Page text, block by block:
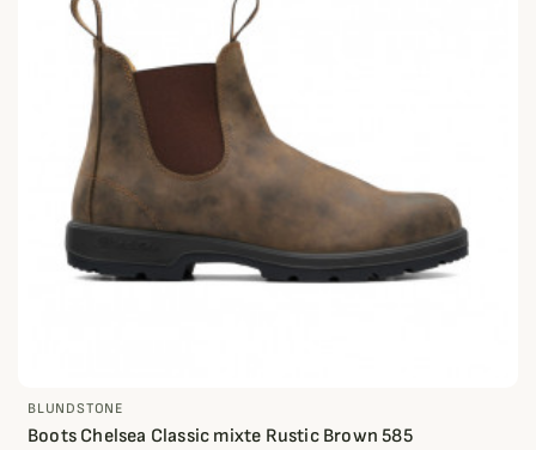
BLUNDSTONE
Boots Chelsea Classic mixte Rustic Brown 585